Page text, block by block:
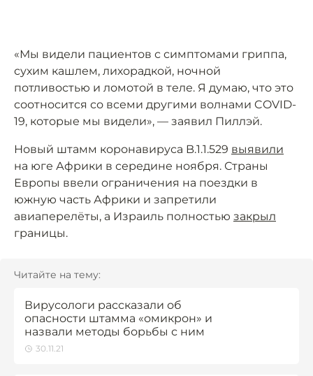
«Мы видели пациентов с симптомами гриппа,
сухим кашлем, лихорадкой, ночной
потливостью и ломотой в теле. Я думаю, что это
соотносится со всеми другими волнами COVID-
19, которые мы видели», — заявил Пиллэй.
Новый штамм коронавируса B.1.1.529 выявили
на юге Африки в середине ноября. Страны
Европы ввели ограничения на поездки в
южную часть Африки и запретили
авиаперелёты, а Израиль полностью закрыл
границы.
Читайте на тему:
Вирусологи рассказали об
опасности штамма «омикрон» и
назвали методы борьбы с ним
30.11.21